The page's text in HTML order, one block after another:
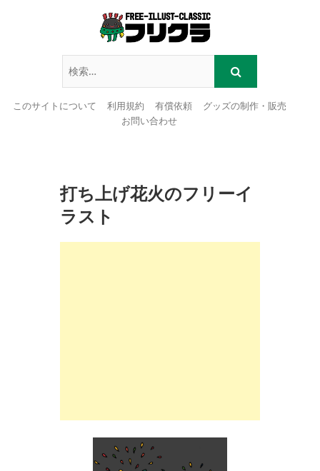
このサイトについて 利用規約 有償依頼
グッズの制作・販売
お問い合わせ
打ち上げ花火のフリーイ
ラスト